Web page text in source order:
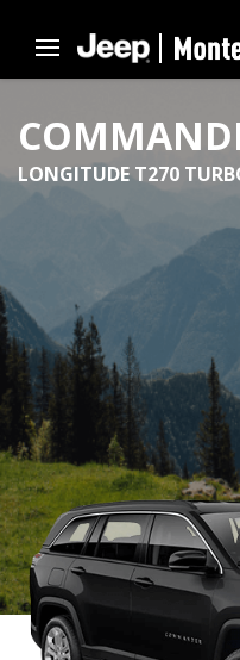
LONGITUDE T270